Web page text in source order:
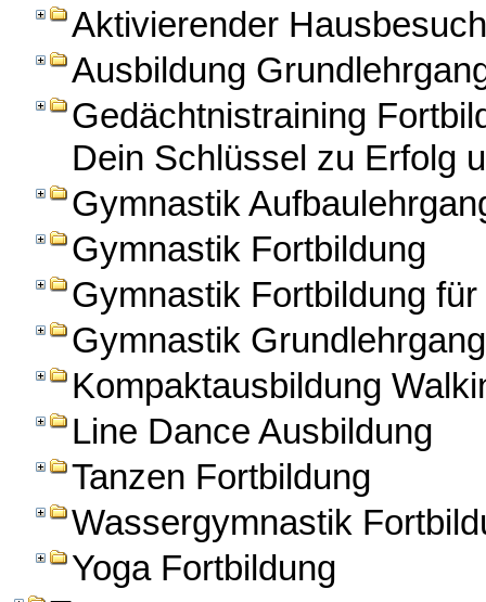
Aktivierender
Ausbildung
Gedächtnistraining
Dein Schlüssel zu Erfolg
Gymnastik
Gymnastik Fortbildung
Gymnastik Fortbildung
Gymnastik
Kompaktausbildung
Line Dance Ausbildung
Tanzen Fortbildung
Wassergymnastik
Yoga Fortbildung